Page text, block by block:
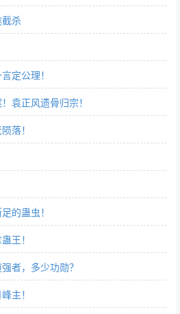
杀
定公理！
袁正风遗骨归宗！
落！
的蛊虫！
王！
者，多少功勋？
主！